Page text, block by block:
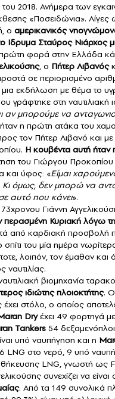
του 2018. Ανήμερα των
«Ποσειδώνια».
ο αμερικανικός
Ιδρυμα Σταύρος Νιάρχος
φορά στην Ελλάδα
, ο Πήτερ Λιβανός
σε περιορισμένο
μια εκδήλωση με θέμα το
γράφτηκε στη ναυτιλιακή
αν μπορούμε να
η πρώτη ατάκα του
τον Πήτερ Λιβανό και
Η κουβέντα αυτή ήταν
του Γιώργου Προκοπίου
και ύφος: «Είμαι
Κι όμως, δεν μπορώ να
αυτό που κάνει».
Γιάννη
περασμένη Κυριακή λόγω
από καρδιακή προσβολή
σπίτι του μία ημέρα
λοιπόν, τον έμαθαν και
ναυτιλίας.
βιομηχανία
ιδιώτης πλοιοκτήτης. Ο
έχει στόλο, ο οποίος
Dryέχει 49 φορτηγά
Tankers 54
υπό ναυπήγηση και η
LNG στο νερό, 9 υπό
LNG, γνωστή ως
συνεχίζει να είναι
. Από τα 149 συνολικά